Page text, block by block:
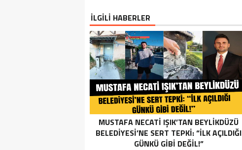
İLGİLİ HABERLER
MUSTAFA NECATİ IŞIK’TAN BEYLİKDÜZÜ
BELEDİYESİ’NE SERT TEPKİ: “İLK AÇILDIĞI
GÜNKÜ GİBİ DEĞİL!”